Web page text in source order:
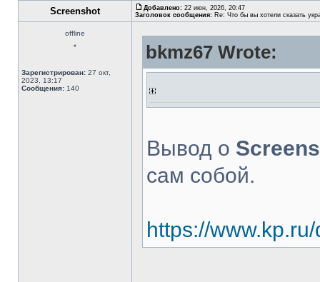
Screenshot Добавлено: 22 июн, 2026, 20:47
Заголовок сообщения: Re: Что бы вы хотели сказать
offline
*
Зарегистрирован: 27 окт,
2023, 13:17
Сообщения: 140
bkmz67 Wrote:
Вывод о
сам собой.
https://